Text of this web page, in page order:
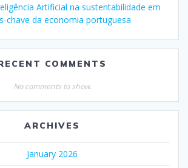
Artificial na sustentabilidade em
chave da economia portuguesa
COMMENTS
No comments to show.
ARCHIVES
January 2026